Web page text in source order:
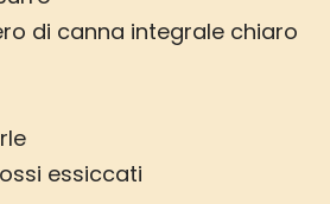
di canna integrale chiaro
essiccati